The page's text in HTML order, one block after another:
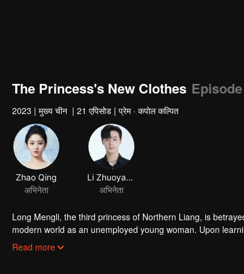
The Princess's New Clothes
2023 | मुख्य चीन | 21 एपिसोड | प्रेम · कपोल कल्पित
Zhao Qing
अभिनेता
Li Zhuoyang
अभिनेता
Long Mengli, the third princess of Northern Liang, is
modern world as an unemployed young woman. Upon
her life, Long Mengli begins her journey of going against
Read more